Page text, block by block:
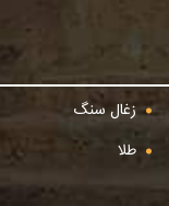
زغال سنگ
طلا